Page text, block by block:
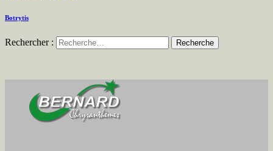
Botrytis
Rechercher :